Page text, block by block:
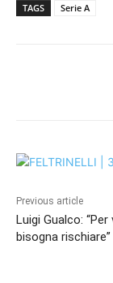
TAGS Serie A
Previous article
Luigi Gualco: “Per
bisogna rischiare”